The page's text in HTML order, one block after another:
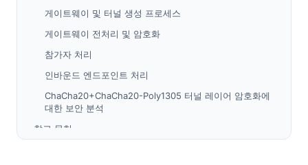
게이트웨이 및 터널 생성 프로세스
게이트웨이 전처리 및 암호화
참가자 처리
인바운드 엔드포인트 처리
ChaCha20+ChaCha20-Poly1305 터널 레이어 암호화에
대한 보안 분석
참고 문헌